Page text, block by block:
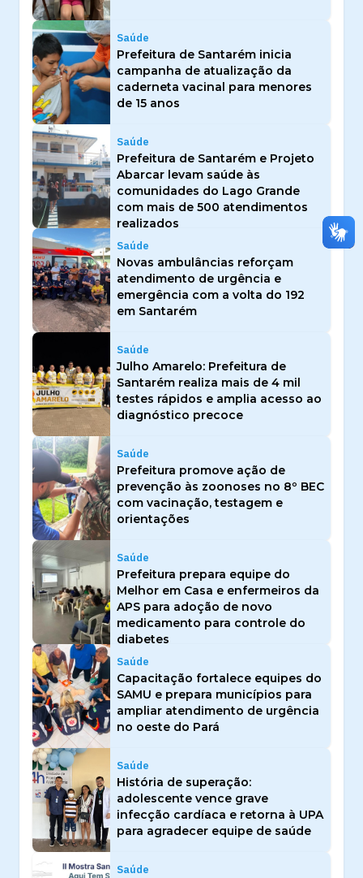
Saúde
Prefeitura de Santarém inicia
campanha de atualização da
caderneta vacinal para menores
de 15 anos
Saúde
Prefeitura de Santarém e Projeto
Abarcar levam saúde às
comunidades do Lago Grande
com mais de 500 atendimentos
realizados
Saúde
Novas ambulâncias reforçam
atendimento de urgência e
emergência com a volta do 192
em Santarém
Saúde
Julho Amarelo: Prefeitura de
Santarém realiza mais de 4 mil
testes rápidos e amplia acesso ao
diagnóstico precoce
Saúde
Prefeitura promove ação de
prevenção às zoonoses no 8º BEC
com vacinação, testagem e
orientações
Saúde
Prefeitura prepara equipe do
Melhor em Casa e enfermeiros da
APS para adoção de novo
medicamento para controle do
diabetes
Saúde
Capacitação fortalece equipes do
SAMU e prepara municípios para
ampliar atendimento de urgência
no oeste do Pará
Saúde
História de superação:
adolescente vence grave
infecção cardíaca e retorna à UPA
para agradecer equipe de saúde
Saúde